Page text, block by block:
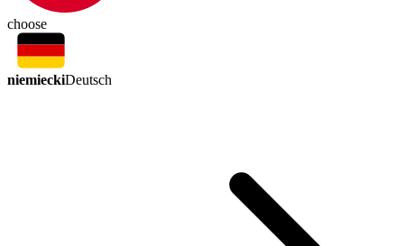
choose
niemieckiDeutsch